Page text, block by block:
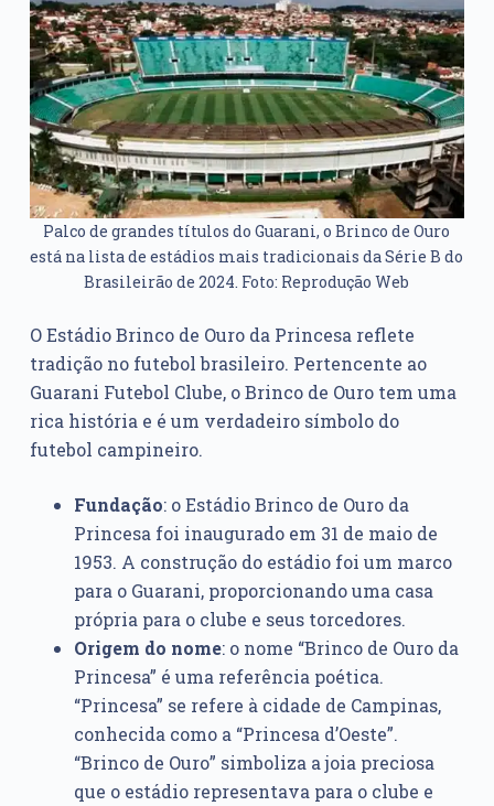
Palco de grandes títulos do Guarani, o Brinco de Ouro
está na lista de estádios mais tradicionais da Série B do
Brasileirão de 2024. Foto: Reprodução Web
O Estádio Brinco de Ouro da Princesa reflete
tradição no futebol brasileiro. Pertencente ao
Guarani Futebol Clube, o Brinco de Ouro tem uma
rica história e é um verdadeiro símbolo do
futebol campineiro.
Fundação: o Estádio Brinco de Ouro da
Princesa foi inaugurado em 31 de maio de
1953. A construção do estádio foi um marco
para o Guarani, proporcionando uma casa
própria para o clube e seus torcedores.
Origem do nome: o nome “Brinco de Ouro da
Princesa” é uma referência poética.
“Princesa” se refere à cidade de Campinas,
conhecida como a “Princesa d’Oeste”.
“Brinco de Ouro” simboliza a joia preciosa
que o estádio representava para o clube e